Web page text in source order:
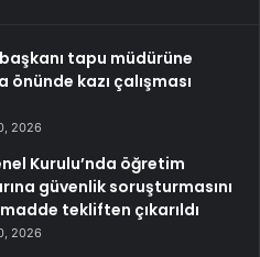
tapu müdürüne
önünde kazı çalışması
2026
Kurulu’nda öğretim
güvenlik soruşturmasını
tekliften çıkarıldı
2026